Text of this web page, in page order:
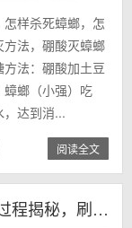
样杀死蟑螂，怎
法，硼酸灭蟑螂
法：硼酸加土豆
螂（小强）吃
达到消...
阅读全文
刷单骗局，刷关注骗局，刷单骗局过程揭秘，刷公众号关注骗局过程揭秘，淘宝商家关注骗局揭秘，博彩骗局揭秘，分分彩骗局揭秘，时时彩骗局揭秘